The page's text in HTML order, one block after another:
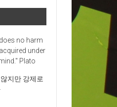
no harm
under
Plato
지만 강제로